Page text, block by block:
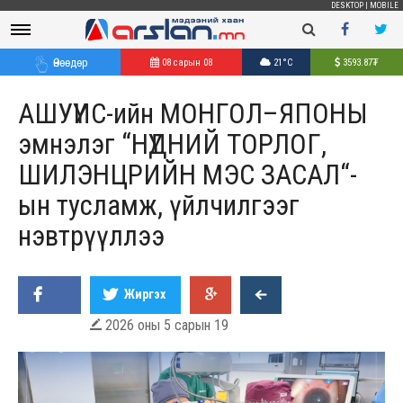
DESKTOP MOBILE
Өнөөдөр 08 сарын 08 21°C 3593.87₮
АШУҮИС-ийн МОНГОЛ–ЯПОНЫ
эмнэлэг “НҮДНИЙ ТОРЛОГ,
ШИЛЭНЦРИЙН МЭС ЗАСАЛ“-
ын тусламж, үйлчилгээг
нэвтрүүллээ
Жиргэх
 2026 оны 5 сарын 19